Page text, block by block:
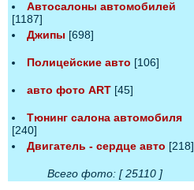
Автосалоны автомобилей
[1187]
Джипы [698]
Полицейские авто [106]
авто фото ART [45]
Тюнинг салона автомобиля
[240]
Двигатель - сердце авто [218]
Всего фото: [ 25110 ]